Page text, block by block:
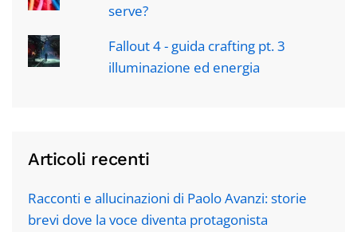
serve?
Fallout 4 - guida crafting pt. 3
illuminazione ed energia
Articoli recenti
Racconti e allucinazioni di Paolo Avanzi: storie
brevi dove la voce diventa protagonista